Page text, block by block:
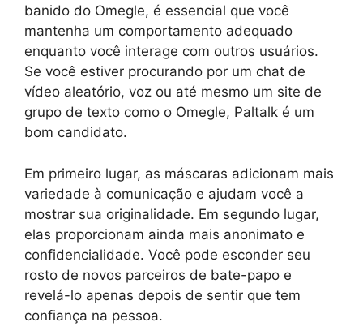
banido do Omegle, é essencial que você
mantenha um comportamento adequado
enquanto você interage com outros usuários.
Se você estiver procurando por um chat de
vídeo aleatório, voz ou até mesmo um site de
grupo de texto como o Omegle, Paltalk é um
bom candidato.
Em primeiro lugar, as máscaras adicionam mais
variedade à comunicação e ajudam você a
mostrar sua originalidade. Em segundo lugar,
elas proporcionam ainda mais anonimato e
confidencialidade. Você pode esconder seu
rosto de novos parceiros de bate-papo e
revelá-lo apenas depois de sentir que tem
confiança na pessoa.